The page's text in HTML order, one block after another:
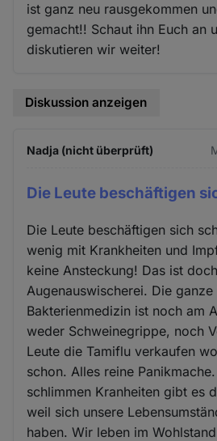
ist ganz neu rausgekommen
gemacht!! Schaut ihn Euch an
diskutieren wir weiter!
Diskussion anzeigen
Nadja (nicht überprüft)
Die Leute beschäftigen
Die Leute beschäftigen sich
wenig mit Krankheiten und
keine Ansteckung! Das ist
Augenauswischerei. Die
Bakterienmedizin ist noch am
weder Schweinegrippe, noch
Leute die Tamiflu verkaufen
schon. Alles reine
schlimmen Kranheiten gibt es
weil sich unsere
haben. Wir leben im